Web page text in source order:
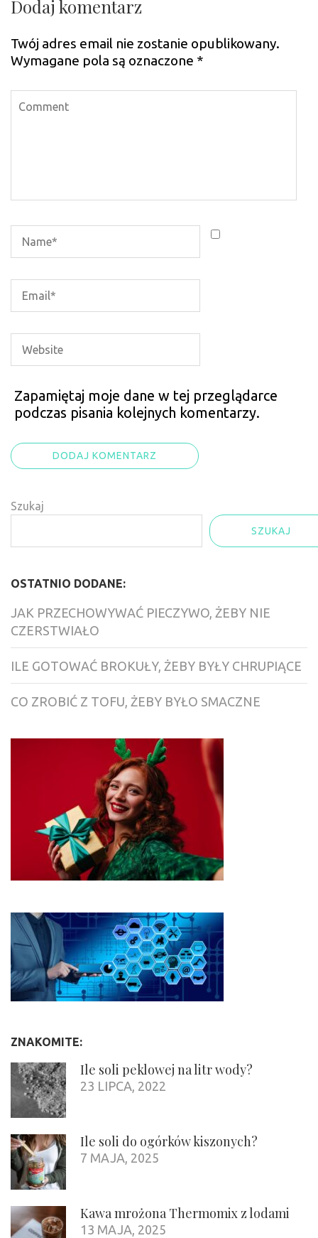
Dodaj komentarz
Twój adres email nie zostanie opublikowany.
Wymagane pola są oznaczone *
Zapamiętaj moje dane w tej przeglądarce
podczas pisania kolejnych komentarzy.
Szukaj
SZUKAJ
OSTATNIO DODANE:
JAK PRZECHOWYWAĆ PIECZYWO, ŻEBY NIE
CZERSTWIAŁO
ILE GOTOWAĆ BROKUŁY, ŻEBY BYŁY CHRUPIĄCE
CO ZROBIĆ Z TOFU, ŻEBY BYŁO SMACZNE
ZNAKOMITE:
Ile soli peklowej na litr wody?
23 LIPCA, 2022
Ile soli do ogórków kiszonych?
7 MAJA, 2025
Kawa mrożona Thermomix z lodami
13 MAJA, 2025